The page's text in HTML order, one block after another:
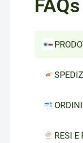
FAQs
RESI E